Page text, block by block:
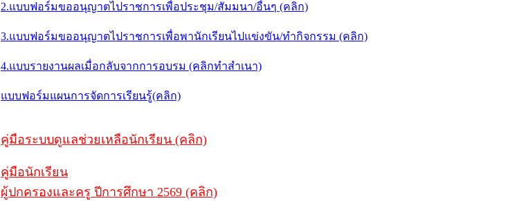
2.แบบฟอร์มขออนุญาตไปราชการเพื่อประชุม/สัมมนา/อื่นๆ (คลิก)
3.แบบฟอร์มขออนุญาตไปราชการเพื่อพานักเรียนไปแข่งขัน/ทำกิจกรรม (คลิก)
4.แบบรายงานผลเมื่อกลับจากการอบรม (คลิกทำสำเนา)
แบบฟอร์มแผนการจัดการเรียนรู้(คลิก)
คู่มือระบบดูแลช่วยเหลือนักเรียน (คลิก)
คู่มือนักเรียน
ผู้ปกครองและครู ปีการศึกษา 2569 (คลิก)